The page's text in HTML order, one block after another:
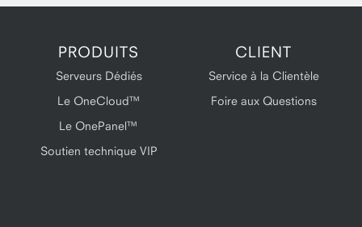
PRODUITS
Serveurs Dédiés
Le OneCloud™
Le OnePanel™
Soutien technique VIP
CLIENT
Service à la Clientèle
Foire aux Questions